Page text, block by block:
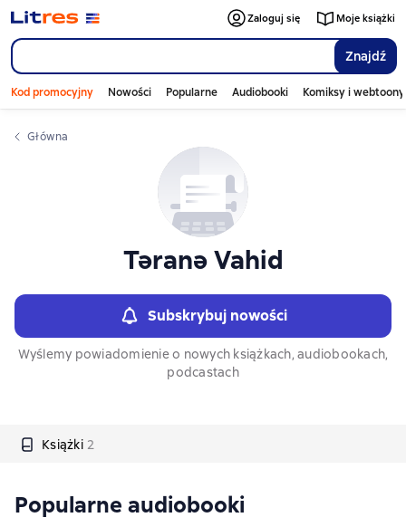
Znajdź
Zaloguj się Moje książki
Kod promocyjny Nowości Popularne Audiobooki Komiksy i webtoony
Główna
Təranə Vahid
Subskrybuj nowości
Wyślemy powiadomienie o nowych książkach, audiobookach,
podcastach
Książki 2
Слайдер с книгами
Popularne audiobooki